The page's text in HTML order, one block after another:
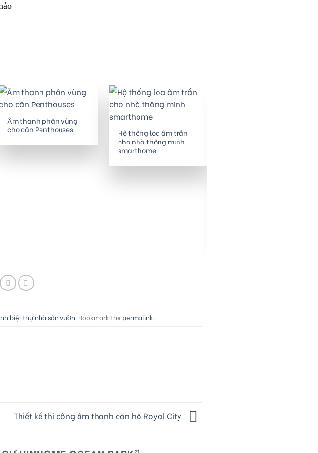
Âm thanh phân vùng
cho căn Penthouses
Hệ thống loa âm trần
cho nhà thông minh
smarthome
biệt thự nhà sân vườn. Bookmark the permalink.
Thiết kế thi công âm thanh căn hộ Royal City